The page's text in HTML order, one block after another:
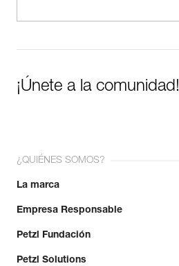
¡Únete a la comunidad!
¿QUIÉNES SOMOS?
La marca
Empresa Responsable
Petzl Fundación
Petzl Solutions